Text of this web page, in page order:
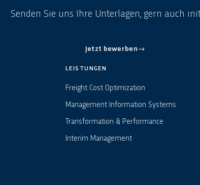
Senden Sie uns Ihre Unterlagen, gern auch
Jetzt bewerben→
LEISTUNGEN
Freight Cost Optimization
Management Information Systems
Transformation & Performance
Interim Management